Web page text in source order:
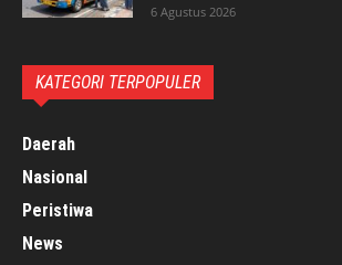
6 Agustus 2026
KATEGORI TERPOPULER
Daerah
Nasional
Peristiwa
News